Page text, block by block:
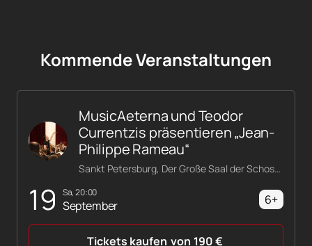
Kommende Veranstaltungen
19 Sa, 20:00
September
MusicAeterna und Teodor
Currentzis präsentieren „Jean-
Philippe Rameau“
Sankt Petersburg, Der Große Saal der Schostakowitsch-Philharmonie
6+
Tickets kaufen von 190€